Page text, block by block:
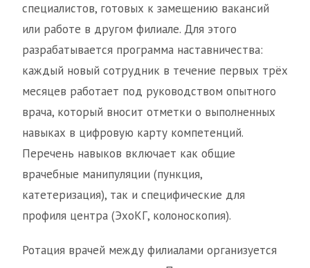
специалистов, готовых к замещению вакансий
или работе в другом филиале. Для этого
разрабатывается программа наставничества:
каждый новый сотрудник в течение первых трёх
месяцев работает под руководством опытного
врача, который вносит отметки о выполненных
навыках в цифровую карту компетенций.
Перечень навыков включает как общие
врачебные манипуляции (пункция,
катетеризация), так и специфические для
профиля центра (ЭхоКГ, колоноскопия).
Ротация врачей между филиалами организуется